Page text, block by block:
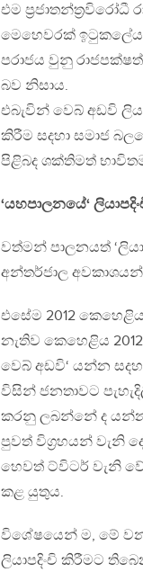
එම
මෙහෙවරක්
පරාජය වුනු
බව නිසාය.
එබැවින් වෙබ් අඩවි
කිරීම සදහා සමාජ
පිළිබද ශක්තිමත්
‘යහපාලනයේ‘
වත්මන් පාලනයත්
අන්තර්ජාල
එසේම 2012
නැතිව කෙහෙළිය
වෙබ් අඩවි‘ යන්න
විසින් ජනතාවට
කරනු ලබන්නේ ද
පුවත් විග්‍රහයන් වැනි
හෙවත් ට්විටර් වැනි
කළ යුතුය.
විශේෂයෙන් ම, මේ
ලියාපදිංචි කිරීමට